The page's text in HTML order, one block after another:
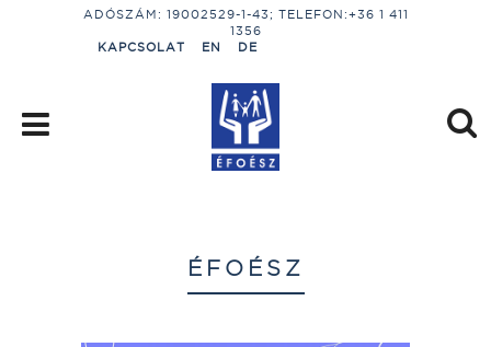
ADÓSZÁM: 19002529-1-43; TELEFON:+36 1 411
1356
KAPCSOLAT
EN DE
ÉFOÉSZ